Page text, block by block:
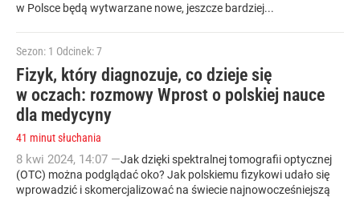
w Polsce będą wytwarzane nowe, jeszcze bardziej...
Sezon: 1 Odcinek: 7
Fizyk, który diagnozuje, co dzieje się
w oczach: rozmowy Wprost o polskiej nauce
dla medycyny
41 minut słuchania
8 kwi 2024, 14:07 —Jak dzięki spektralnej tomografii optycznej
(OTC) można podglądać oko? Jak polskiemu fizykowi udało się
wprowadzić i skomercjalizować na świecie najnowocześniejszą